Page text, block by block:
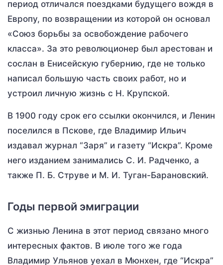
период отличался поездками будущего вождя в
Европу, по возвращении из которой он основал
«Союз борьбы за освобождение рабочего
класса». За это революционер был арестован и
сослан в Енисейскую губернию, где не только
написал большую часть своих работ, но и
устроил личную жизнь с Н. Крупской.
В 1900 году срок его ссылки окончился, и Ленин
поселился в Пскове, где Владимир Ильич
издавал журнал “Заря” и газету “Искра”. Кроме
него изданием занимались С. И. Радченко, а
также П. Б. Струве и М. И. Туган-Барановский.
Годы первой эмиграции
С жизнью Ленина в этот период связано много
интересных фактов. В июле того же года
Владимир Ульянов уехал в Мюнхен, где “Искра”